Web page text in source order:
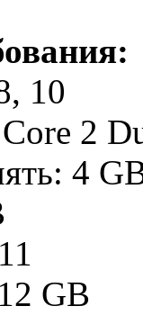
10
2
4
GB